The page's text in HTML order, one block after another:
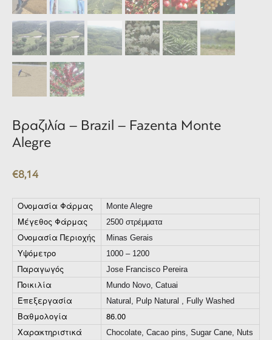
Βραζιλία – Brazil – Fazenta Monte
Alegre
€8,14
Ονομασία Φάρμας Monte Alegre
Μέγεθος Φάρμας 2500 στρέμματα
Ονομασία Περιοχής Minas Gerais
Υψόμετρο 1000 – 1200
Παραγωγός Jose Francisco Pereira
Ποικιλία Mundo Novo, Catuai
Επεξεργασία Natural, Pulp Natural , Fully Washed
Βαθμολογία
86.00
Χαρακτηριστικά
Chocolate, Cacao pins, Sugar Cane, Nuts